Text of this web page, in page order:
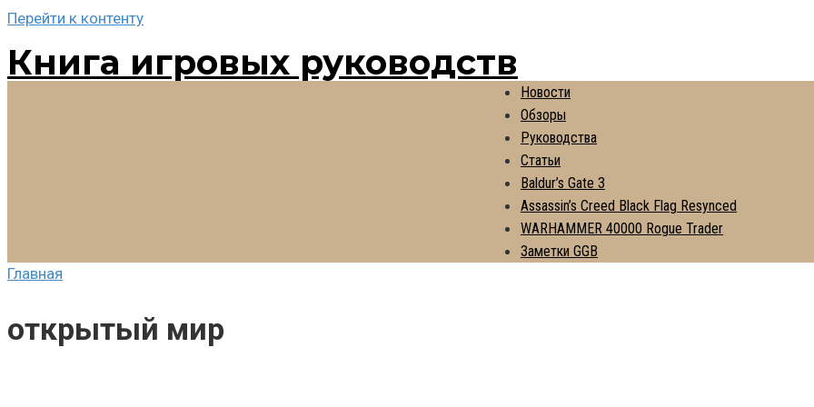
Перейти к контенту
Книга игровых руководств
Новости
Обзоры
Руководства
Статьи
Baldur’s Gate 3
Assassin’s Creed Black Flag Resynced
WARHAMMER 40000 Rogue Trader
Заметки GGB
Главная
открытый мир